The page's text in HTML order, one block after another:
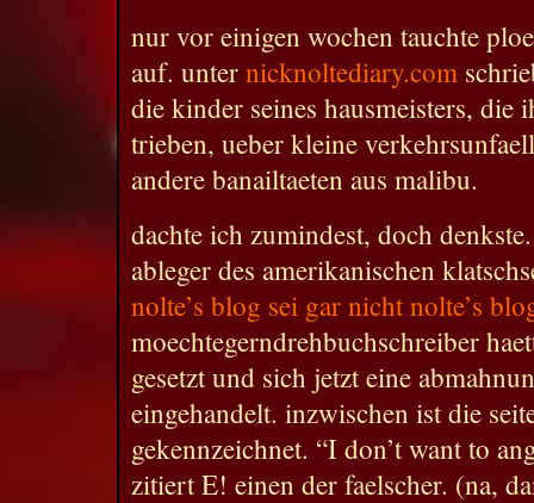
nur vor einigen wochen tauchte
auf. unter nicknoltediary.com
die kinder seines hausmeisters, die
trieben, ueber kleine
andere banailtaeten aus malibu.
dachte ich zumindest, doch
ableger des amerikanischen
nolte’s blog sei gar nicht nolte’s
moechtegerndrehbuchschreiber
gesetzt und sich jetzt eine
eingehandelt. inzwischen ist die
gekennzeichnet. “I don’t want to
zitiert E! einen der faelscher. (na,